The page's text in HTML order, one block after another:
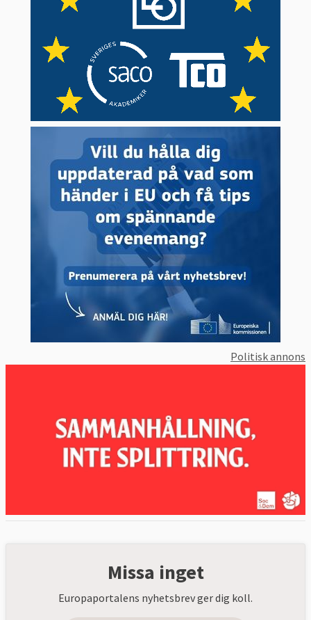
Politisk annons
Missa inget
Europaportalens nyhetsbrev ger dig koll.